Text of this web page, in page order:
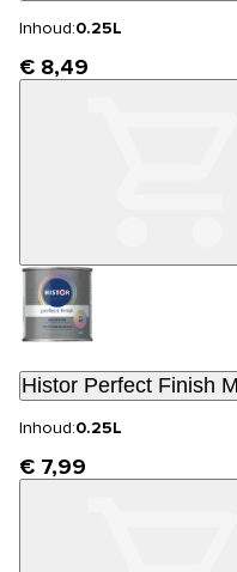
Inhoud:0.25L
€ 8,49
Histor Perfect Finish
Inhoud:0.25L
€ 7,99